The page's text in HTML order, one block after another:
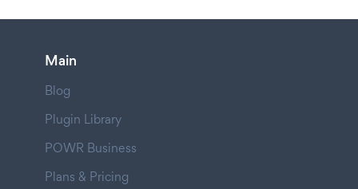
Main
Blog
Plugin Library
POWR Business
Plans & Pricing